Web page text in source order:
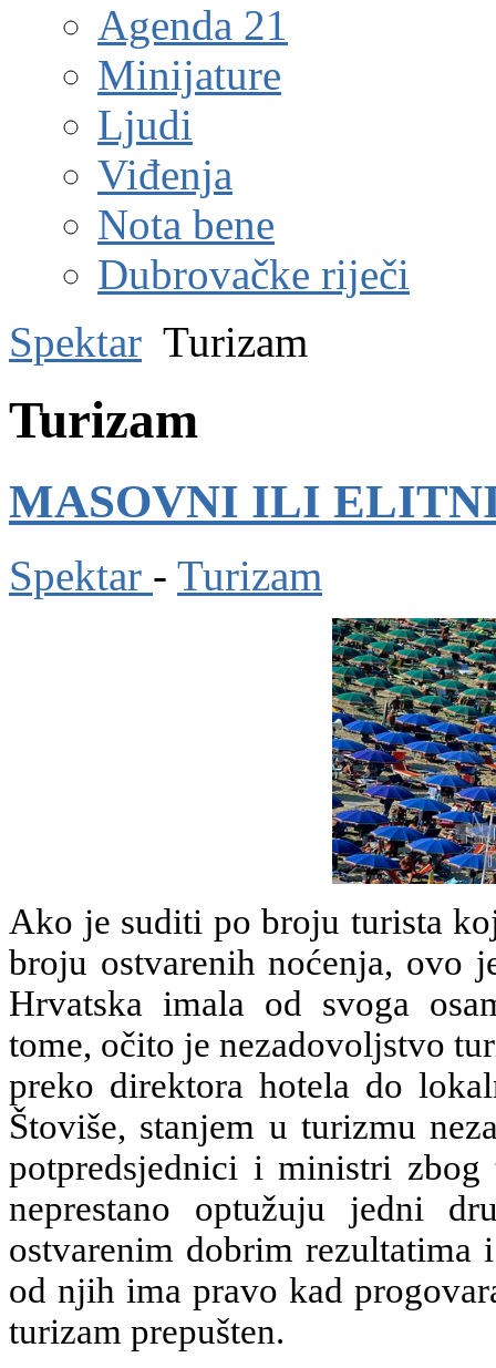
Agenda 21
Minijature
Ljudi
Viđenja
Nota bene
Dubrovačke riječi
Spektar Turizam
Turizam
MASOVNI ILI
Spektar - Turizam
Ako je suditi po broju turista
broju ostvarenih noćenja, ovo
Hrvatska imala od svoga
tome, očito je nezadovoljstvo
preko direktora hotela do
Štoviše, stanjem u turizmu
potpredsjednici i ministri
neprestano optužuju jedni
ostvarenim dobrim
od njih ima pravo kad
turizam prepušten.